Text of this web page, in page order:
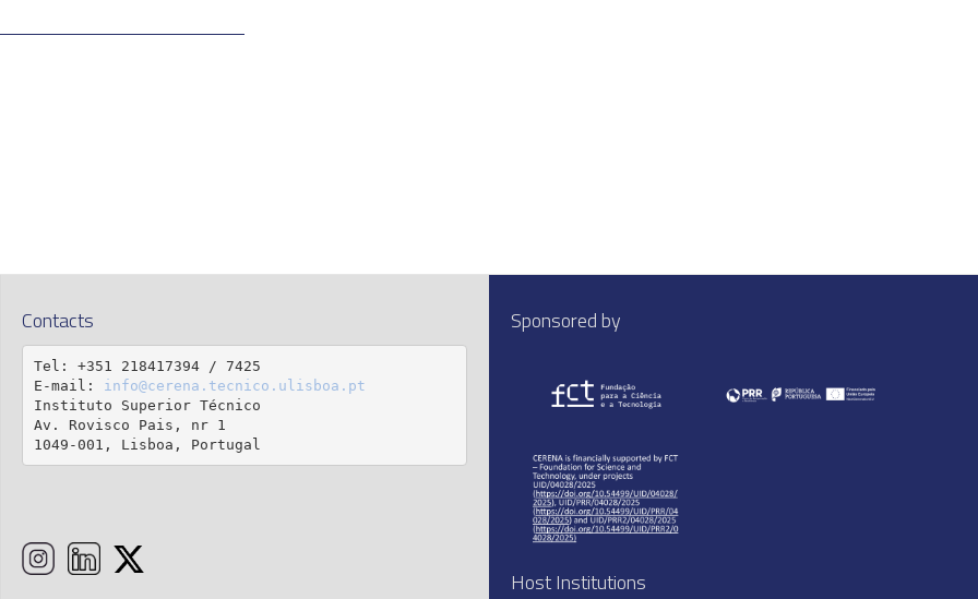
Contacts
Tel: +351 218417394 / 7425
E-mail: info@cerena.tecnico.ulisboa.pt
Instituto Superior Técnico
Av. Rovisco Pais, nr 1
1049-001, Lisboa, Portugal
Sponsored by
Host Institutions